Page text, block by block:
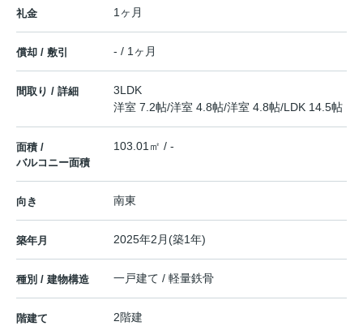
礼金 1ヶ月
償却 / 敷引 - / 1ヶ月
間取り / 詳細
3LDK
洋室 7.2帖/洋室 4.8帖/洋室 4.8帖/LDK 14.5帖
面積 /
バルコニー面積
103.01㎡ / -
向き 南東
築年月 2025年2月(築1年)
種別 / 建物構造 一戸建て / 軽量鉄骨
階建て 2階建